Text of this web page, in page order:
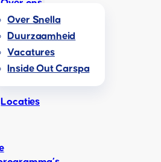
Over ons
Over Snella
Duurzaamheid
Vacatures
Inside Out Carspa
Locaties